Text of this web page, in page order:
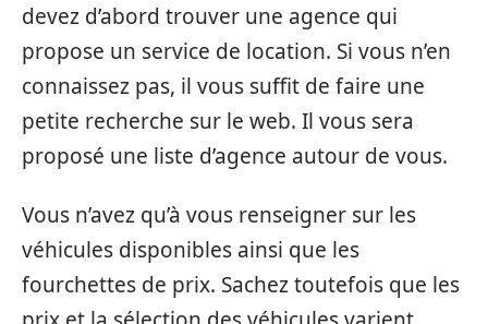
devez d’abord trouver une agence qui
propose un service de location. Si vous n’en
connaissez pas, il vous suffit de faire une
petite recherche sur le web. Il vous sera
proposé une liste d’agence autour de vous.
Vous n’avez qu’à vous renseigner sur les
véhicules disponibles ainsi que les
fourchettes de prix. Sachez toutefois que les